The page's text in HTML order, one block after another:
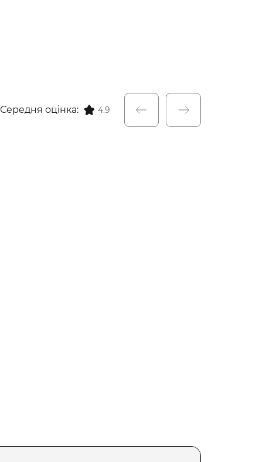
Середня оцінка: 4.9